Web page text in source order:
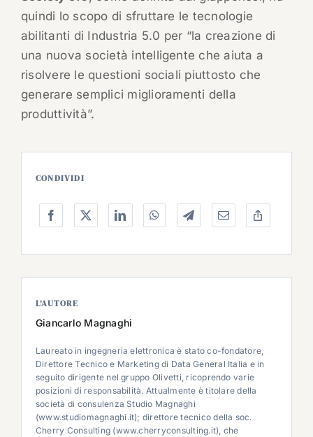
quindi lo scopo di sfruttare le tecnologie
abilitanti di Industria 5.0 per “la creazione di
una nuova società intelligente che aiuta a
risolvere le questioni sociali piuttosto che
generare semplici miglioramenti della
produttività”.
CONDIVIDI
L’AUTORE
Giancarlo Magnaghi
Laureato in ingegneria elettronica è stato co-fondatore,
Direttore Tecnico e Marketing di Data General Italia e in
seguito dirigente nel gruppo Olivetti, ricoprendo varie
posizioni di responsabilità. Attualmente è titolare della
società di consulenza Studio Magnaghi
(www.studiomagnaghi.it); direttore tecnico della soc.
Cherry Consulting (www.cherryconsulting.it), che